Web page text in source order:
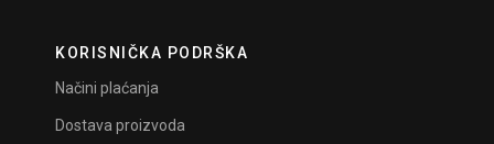
KORISNIČKA PODRŠKA
Načini plaćanja
Dostava proizvoda